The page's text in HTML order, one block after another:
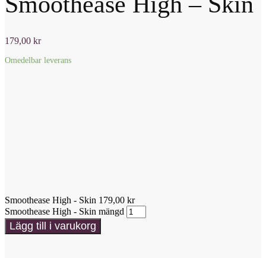
179,00 kr
Omedelbar leverans
Smoothease High - Skin 179,00 kr
Smoothease High - Skin mängd
Lägg till i varukorg